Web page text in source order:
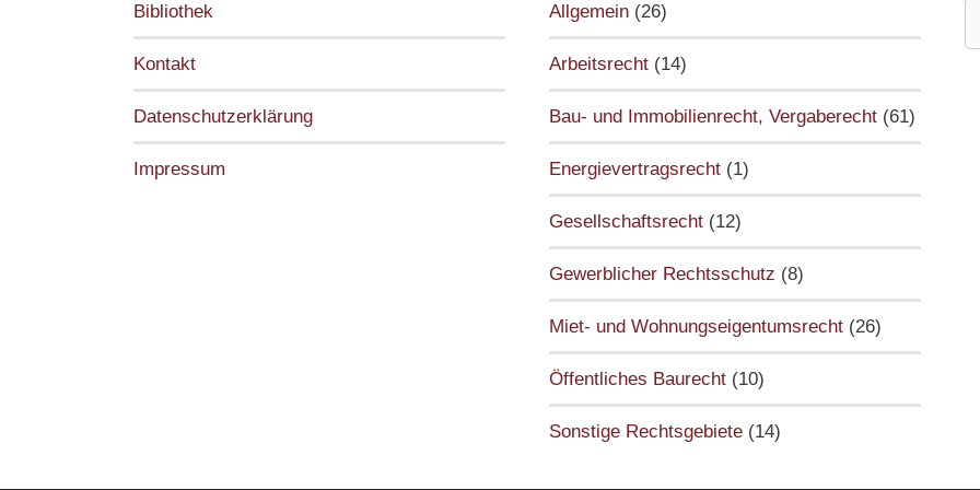
Bibliothek
Kontakt
Datenschutzerklärung
Impressum
Allgemein(26)
Arbeitsrecht(14)
Bau- und Immobilienrecht, Vergaberecht(61)
Energievertragsrecht(1)
Gesellschaftsrecht(12)
Gewerblicher Rechtsschutz (8)
Miet- und Wohnungseigentumsrecht(26)
Öffentliches Baurecht(10)
Sonstige Rechtsgebiete(14)